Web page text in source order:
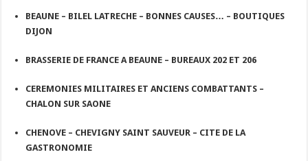
BEAUNE – BILEL LATRECHE – BONNES CAUSES… – BOUTIQUES
DIJON
BRASSERIE DE FRANCE A BEAUNE – BUREAUX 202 ET 206
CEREMONIES MILITAIRES ET ANCIENS COMBATTANTS –
CHALON SUR SAONE
CHENOVE – CHEVIGNY SAINT SAUVEUR – CITE DE LA
GASTRONOMIE